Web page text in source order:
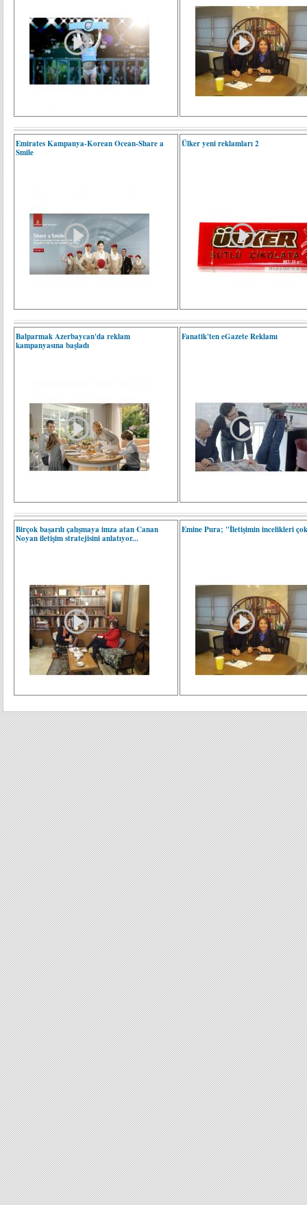
Emirates Kampanya-Korean Ocean-Share a
Smile
Ülker yeni reklamları 2
Balparmak Azerbaycan'da reklam
kampanyasına başladı
Fanatik'ten eGazete Reklamı
Birçok başarılı çalışmaya imza atan Canan
Noyan iletişim stratejisini anlatıyor...
Emine Pura; "İletişimin incelikleri